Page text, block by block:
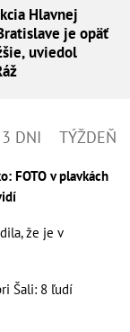
Hlavnej
je opäť
uviedol
3 DNI TÝŽDEŇ
FOTO v plavkách
že je v
Šali: 8 ľudí